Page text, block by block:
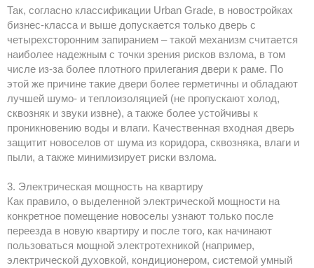
Так, согласно классификации Urban Grade, в новостройках
бизнес-класса и выше допускается только дверь с
четырехсторонним запиранием – такой механизм считается
наиболее надежным с точки зрения рисков взлома, в том
числе из-за более плотного прилегания двери к раме. По
этой же причине такие двери более герметичны и обладают
лучшей шумо- и теплоизоляцией (не пропускают холод,
сквозняк и звуки извне), а также более устойчивы к
проникновению воды и влаги. Качественная входная дверь
защитит новоселов от шума из коридора, сквозняка, влаги и
пыли, а также минимизирует риски взлома.
3. Электрическая мощность на квартиру
Как правило, о выделенной электрической мощности на
конкретное помещение новоселы узнают только после
переезда в новую квартиру и после того, как начинают
пользоваться мощной электротехникой (например,
электрической духовкой, кондиционером, системой умный